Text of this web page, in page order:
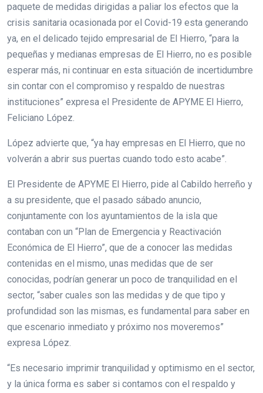
paquete de medidas dirigidas a paliar los efectos que la
crisis sanitaria ocasionada por el Covid-19 esta generando
ya, en el delicado tejido empresarial de El Hierro, “para la
pequeñas y medianas empresas de El Hierro, no es posible
esperar más, ni continuar en esta situación de incertidumbre
sin contar con el compromiso y respaldo de nuestras
instituciones” expresa el Presidente de APYME El Hierro,
Feliciano López.
López advierte que, “ya hay empresas en El Hierro, que no
volverán a abrir sus puertas cuando todo esto acabe”.
El Presidente de APYME El Hierro, pide al Cabildo herreño y
a su presidente, que el pasado sábado anuncio,
conjuntamente con los ayuntamientos de la isla que
contaban con un “Plan de Emergencia y Reactivación
Económica de El Hierro”, que de a conocer las medidas
contenidas en el mismo, unas medidas que de ser
conocidas, podrían generar un poco de tranquilidad en el
sector, “saber cuales son las medidas y de que tipo y
profundidad son las mismas, es fundamental para saber en
que escenario inmediato y próximo nos moveremos”
expresa López.
“Es necesario imprimir tranquilidad y optimismo en el sector,
y la única forma es saber si contamos con el respaldo y